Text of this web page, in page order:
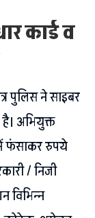
कार्ड व
पुलिस ने साइबर
अभियुक्त
फंसाकर रुपये
/ निजी
विभिन्न